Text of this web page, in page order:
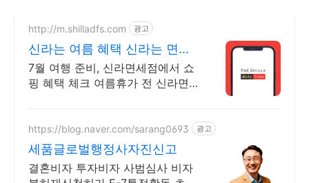
http://m.shilladfs.com 광고
신라는 여름 혜택 신라는 면세
쇼핑
7월 여행 준비, 신라면세점에서 쇼
핑 혜택 체크 여름휴가 전 신라면
https://blog.naver.com/sarang0693 광고
세품글로벌행정사자진신고
결혼비자 투자비자 사범심사 비자